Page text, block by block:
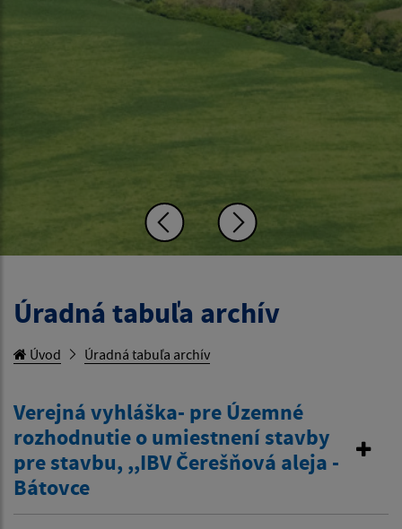
Úradná tabuľa archív
Úvod Úradná tabuľa archív
Verejná vyhláška- pre Územné
rozhodnutie o umiestnení stavby
pre stavbu, ,,IBV Čerešňová aleja -
Bátovce